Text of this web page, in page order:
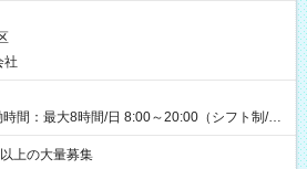
ルイメージ＞ ■月収50万
区在住)※元建築関係 1日150個配達×25日勤務
社
間：最大8時間/日 8:00～20:00（シフト制/実
勤務（場所次第では週4も有り） ※配達状況
の勤務可能性有り ※案件により多少の前後あ
上の大量募集